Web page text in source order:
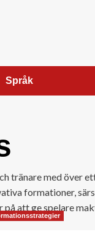
Språk
tränare med över
formationer,
att ge spelare